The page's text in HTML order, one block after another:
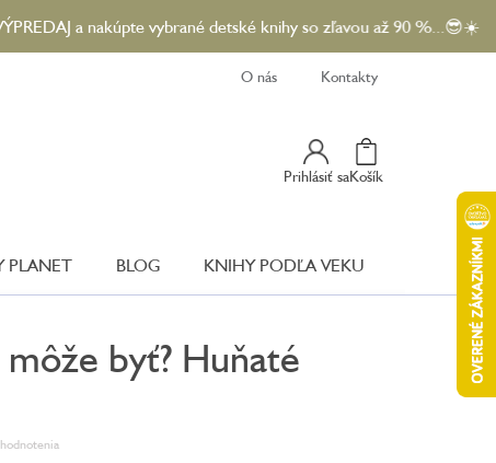
a nakúpte vybrané detské knihy so zľavou až 90 %...😎☀️
O nás Kontakty
Prihlásiť sa
Nákupný
Košík
PLANET BLOG KNIHY PODĽA VEKU
byť? Huňaté